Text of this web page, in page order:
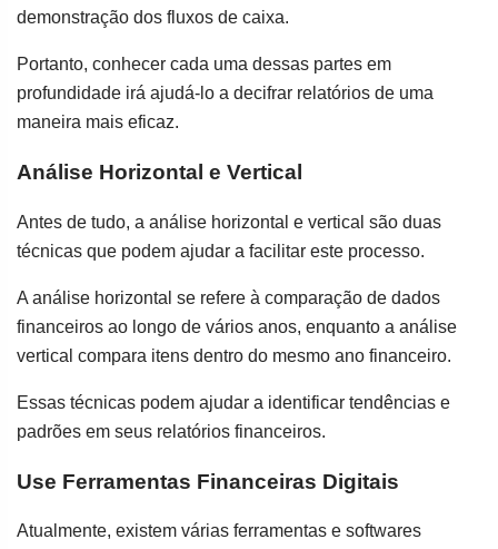
demonstração dos fluxos de caixa.
Portanto, conhecer cada uma dessas partes em
profundidade irá ajudá-lo a decifrar relatórios de uma
maneira mais eficaz.
Análise Horizontal e Vertical
Antes de tudo, a análise horizontal e vertical são duas
técnicas que podem ajudar a facilitar este processo.
A análise horizontal se refere à comparação de dados
financeiros ao longo de vários anos, enquanto a análise
vertical compara itens dentro do mesmo ano financeiro.
Essas técnicas podem ajudar a identificar tendências e
padrões em seus relatórios financeiros.
Use Ferramentas Financeiras Digitais
Atualmente, existem várias ferramentas e softwares